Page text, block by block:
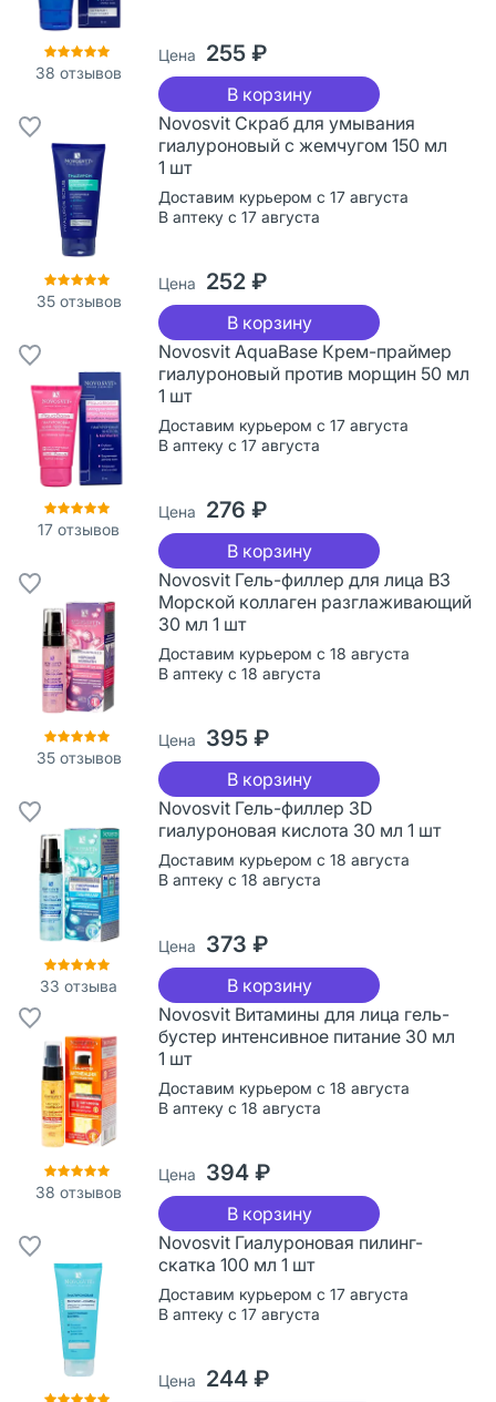
38 отзывов
Цена 255 ₽
В корзину
35отзывов
Novosvit Скраб для умывания
гиалуроновый с жемчугом 150 мл
1 шт
Доставим курьером с 17 августа
В аптеку с 17 августа
Цена 252 ₽
В корзину
17 отзывов
Novosvit AquaBase Крем-праймер
гиалуроновый против морщин 50 мл
1 шт
Доставим курьером с 17 августа
В аптеку с 17 августа
Цена 276 ₽
В корзину
35отзывов
Novosvit Гель-филлер для лица B3
Морской коллаген разглаживающий
30 мл 1 шт
Доставим курьером с 18 августа
В аптеку с 18 августа
Цена 395 ₽
В корзину
33 отзыва
Novosvit Гель-филлер 3D
гиалуроновая кислота 30 мл 1 шт
Доставим курьером с 18 августа
В аптеку с 18 августа
Цена 373 ₽
В корзину
38 отзывов
Novosvit Витамины для лица гель-
бустер интенсивное питание 30 мл
1 шт
Доставим курьером с 18 августа
В аптеку с 18 августа
Цена 394 ₽
В корзину
Novosvit Гиалуроновая пилинг-
скатка 100 мл 1 шт
Доставим курьером с 17 августа
В аптеку с 17 августа
Цена 244 ₽